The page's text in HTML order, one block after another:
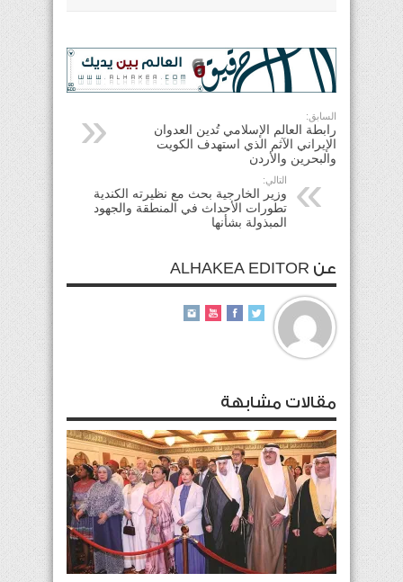
السابق:
رابطة العالم الإسلامي تُدين العدوان
الإيراني الآثم الذي استهدف الكويت
والبحرين والأردن
التالي:
وزير الخارجية بحث مع نظيرته الكندية
تطورات الأحداث في المنطقة والجهود
المبذولة بشأنها
عن ALHAKEA EDITOR
مقالات مشابهة